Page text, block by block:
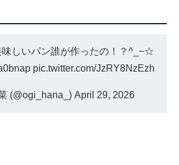
味しいパン誰が作ったの！？^_−☆
pic.twitter.com/JzRY8NzEzh
(@ogi_hana_) April 29, 2026